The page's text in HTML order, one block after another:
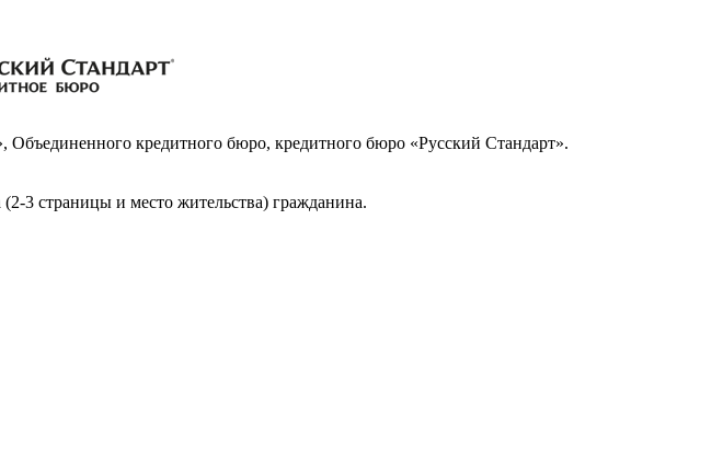
кредитного бюро, кредитного бюро «Русский Стандарт».
3 страницы и место жительства) гражданина.